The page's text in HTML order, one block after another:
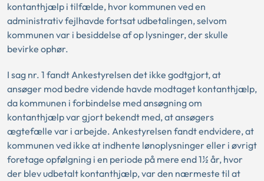
kontanthjælp i tilfælde, hvor kommunen ved en
administrativ fejlhavde fortsat udbetalingen, selvom
kommunen var i besiddelse af op lysninger, der skulle
bevirke ophør.
I sag nr. 1 fandt Ankestyrelsen det ikke godtgjort, at
ansøger mod bedre vidende havde modtaget kontanthjælp,
da kommunen i forbindelse med ansøgning om
kontanthjælp var gjort bekendt med, at ansøgers
ægtefælle var i arbejde. Ankestyrelsen fandt endvidere, at
kommunen ved ikke at indhente lønoplysninger eller i øvrigt
foretage opfølgning i en periode på mere end 1½ år, hvor
der blev udbetalt kontanthjælp, var den nærmeste til at